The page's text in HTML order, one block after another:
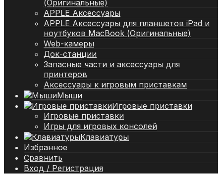
(Оригинальные)
APPLE Аксессуары
APPLE Аксессуары для планшетов iPad и
ноутбуков MacBook (Оригинальные)
Web-камеры
Док-станции
Запасные части и аксессуары для
принтеров
Аксессуары к игровым приставкам
Мыши
Игровые приставки
Игровые приставки
Игры для игровых консолей
Клавиатуры
Избранное
Сравнить
Вход / Регистрация